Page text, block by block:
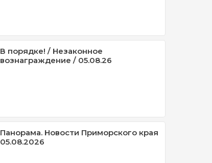
В порядке! / Незаконное
вознаграждение / 05.08.26
Панорама. Новости Приморского края
05.08.2026